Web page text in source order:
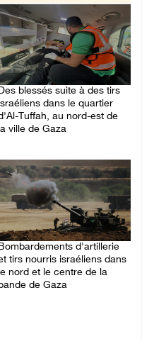
blessés suite à des tirs
dans le quartier
Tuffah, au nord-est de
ville de Gaza
d'artillerie
tirs nourris israéliens dans
nord et le centre de la
de Gaza